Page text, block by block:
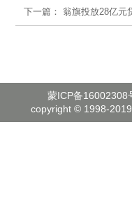
下一篇： 翁旗投放28亿元
蒙ICP备16002308
copyright © 1998-